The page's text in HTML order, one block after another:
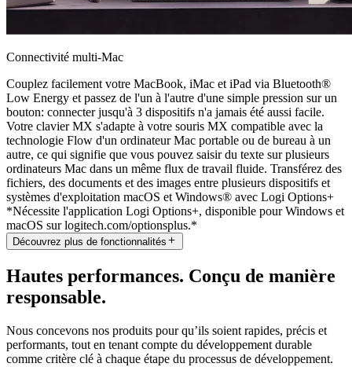
Connectivité multi-Mac
Couplez facilement votre MacBook, iMac et iPad via Bluetooth®
Low Energy et passez de l'un à l'autre d'une simple pression sur un
bouton: connecter jusqu'à 3 dispositifs n'a jamais été aussi facile.
Votre clavier MX s'adapte à votre souris MX compatible avec la
technologie Flow d'un ordinateur Mac portable ou de bureau à un
autre, ce qui signifie que vous pouvez saisir du texte sur plusieurs
ordinateurs Mac dans un même flux de travail fluide. Transférez des
fichiers, des documents et des images entre plusieurs dispositifs et
systèmes d'exploitation macOS et Windows® avec Logi Options+
*Nécessite l'application Logi Options+, disponible pour Windows et
macOS sur logitech.com/optionsplus.*
Découvrez plus de fonctionnalités
Hautes performances. Conçu de manière
responsable.
Nous concevons nos produits pour qu’ils soient rapides, précis et
performants, tout en tenant compte du développement durable
comme critère clé à chaque étape du processus de développement.